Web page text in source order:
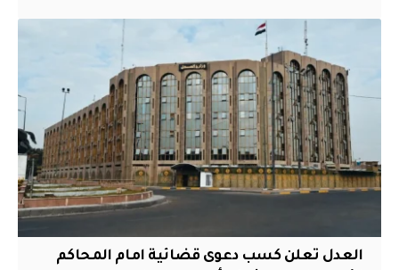
العدل تعلن كسب دعوى قضائية امام المحاكم